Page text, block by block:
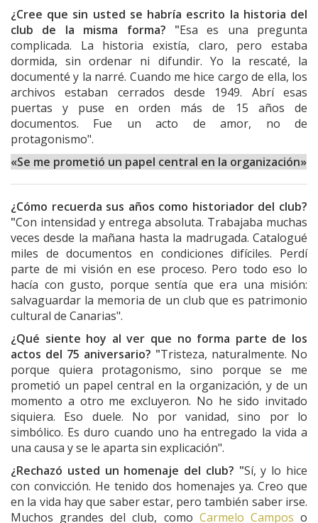
¿Cree que sin usted se habría escrito la historia del
club de la misma forma? "Esa es una pregunta
complicada. La historia existía, claro, pero estaba
dormida, sin ordenar ni difundir. Yo la rescaté, la
documenté y la narré. Cuando me hice cargo de ella, los
archivos estaban cerrados desde 1949. Abrí esas
puertas y puse en orden más de 15 años de
documentos. Fue un acto de amor, no de
protagonismo".
«Se me prometió un papel central en la organización»
¿Cómo recuerda sus años como historiador del club?
"Con intensidad y entrega absoluta. Trabajaba muchas
veces desde la mañana hasta la madrugada. Catalogué
miles de documentos en condiciones difíciles. Perdí
parte de mi visión en ese proceso. Pero todo eso lo
hacía con gusto, porque sentía que era una misión:
salvaguardar la memoria de un club que es patrimonio
cultural de Canarias".
¿Qué siente hoy al ver que no forma parte de los
actos del 75 aniversario? "Tristeza, naturalmente. No
porque quiera protagonismo, sino porque se me
prometió un papel central en la organización, y de un
momento a otro me excluyeron. No he sido invitado
siquiera. Eso duele. No por vanidad, sino por lo
simbólico. Es duro cuando uno ha entregado la vida a
una causa y se le aparta sin explicación".
¿Rechazó usted un homenaje del club? "Sí, y lo hice
con convicción. He tenido dos homenajes ya. Creo que
en la vida hay que saber estar, pero también saber irse.
Muchos grandes del club, como Carmelo Camposo